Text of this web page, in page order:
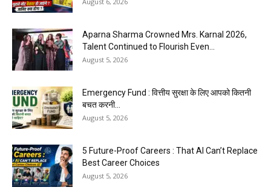
Aparna Sharma Crowned Mrs. Karnal 2026,
Talent Continued to Flourish Even...
August 5, 2026
Emergency Fund : वित्तीय सुरक्षा के लिए आपको कितनी
बचत करनी...
August 5, 2026
5 Future-Proof Careers : That AI Can’t Replace
Best Career Choices
August 5, 2026